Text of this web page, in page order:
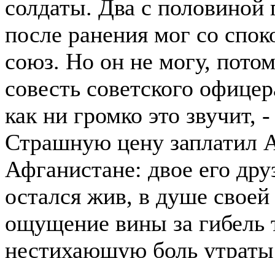
солдаты. Два с половиной
после ранения мог со
союз. Но он не могу,
совесть советского
как ни громко это звучит,
Страшную цену заплатил
Афганистане: двое его
остался жив, в душе своей
ощущение вины за гибель
нестихающую боль